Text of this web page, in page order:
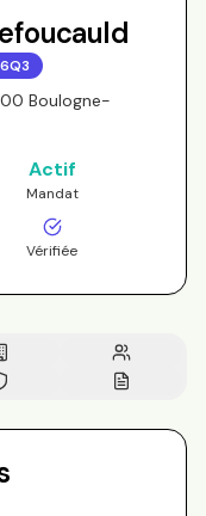
Boulogne-
Actif
Mandat
Vérifiée